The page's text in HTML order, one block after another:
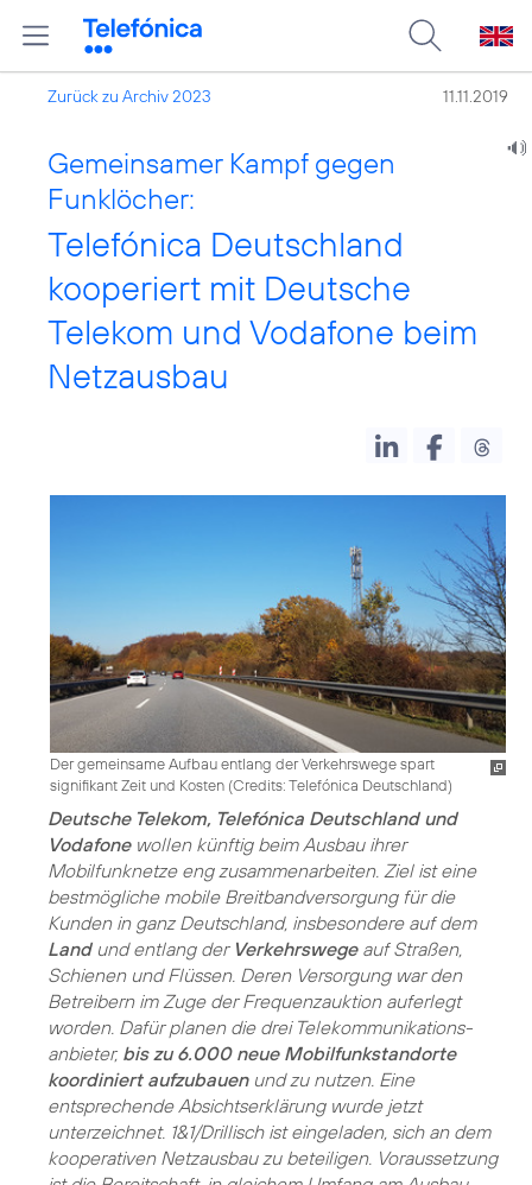
Zurück zu Archiv 2023 11.11.2019
Gemeinsamer Kampf gegen
Funklöcher:
Telefónica Deutschland
kooperiert mit Deutsche
Telekom und Vodafone beim
Netzausbau
Der gemeinsame Aufbau entlang der Verkehrswege spart
signifikant Zeit und Kosten (Credits: Telefónica Deutschland)
Deutsche Telekom, Telefónica Deutschland und
Vodafonewollen künftig beim Ausbau ihrer
Mobilfunknetze eng zusammenarbeiten. Ziel ist eine
bestmögliche mobile Breitbandversorgung für die
Kunden in ganz Deutschland, insbesondere auf dem
Landund entlang der Verkehrswegeauf Straßen,
Schienen und Flüssen. Deren Versorgung war den
Betreibern im Zuge der Frequenzauktion auferlegt
worden. Dafür planen die drei Telekommunikations­
anbieter, bis zu 6.000 neue Mobilfunkstandorte
koordiniert aufzubauenund zu nutzen. Eine
entsprechende Absichtserklärung wurde jetzt
unterzeichnet. 1&1/Drillisch ist eingeladen, sich an dem
kooperativen Netzausbau zu beteiligen. Voraussetzung